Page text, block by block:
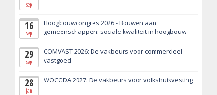
sep
16
sep
Hoogbouwcongres 2026 - Bouwen aan
gemeenschappen: sociale kwaliteit in hoogbouw
29
sep
COMVAST 2026: De vakbeurs voor commercieel
vastgoed
28
jan
WOCODA 2027: De vakbeurs voor volkshuisvesting